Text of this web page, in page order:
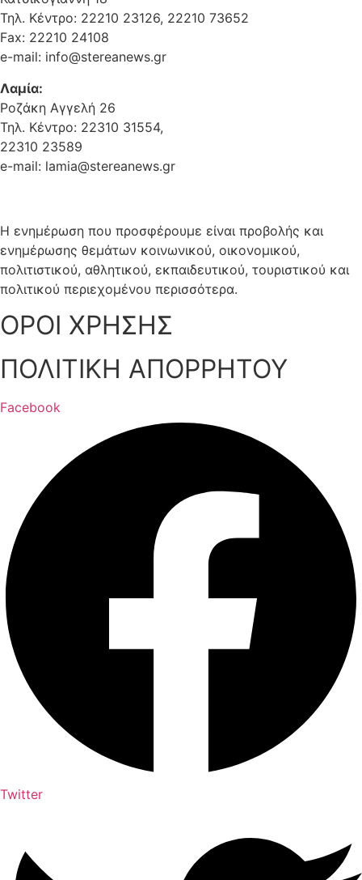
Τηλ. Κέντρο: 22210 23126, 22210 73652
Fax: 22210 24108
e-mail: info@stereanews.gr
Λαμία:
Ροζάκη Αγγελή 26
Τηλ. Κέντρο: 22310 31554,
22310 23589
e-mail: lamia@stereanews.gr
Η ενημέρωση που προσφέρουμε είναι προβολής και
ενημέρωσης θεμάτων κοινωνικού, οικονομικού,
πολιτιστικού, αθλητικού, εκπαιδευτικού, τουριστικού και
πολιτικού περιεχομένου περισσότερα.
ΟΡΟΙ ΧΡΗΣΗΣ
ΠΟΛΙΤΙΚΗ ΑΠΟΡΡΗΤΟΥ
Facebook
Twitter